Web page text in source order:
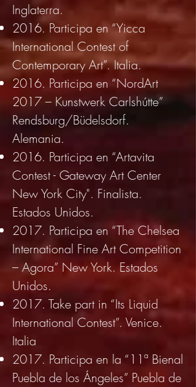
Inglaterra.
2016. Participa en “Yicca
International Contest of
Contemporary Art”. Italia.
2016. Participa en “NordArt
2017 – Kunstwerk Carlshútte”
Rendsburg/Büdelsdorf.
Alemania.
2016. Participa en “Artavita
Contest - Gateway Art Center
New York City". Finalista.
Estados Unidos.
2017. Participa en “The Chelsea
International Fine Art Competition
– Agora” New York. Estados
Unidos.
2017. Take part in “Its Liquid
International Contest”. Venice.
Italia
2017. Participa en la “11ª Bienal
Puebla de los Ángeles” Puebla de